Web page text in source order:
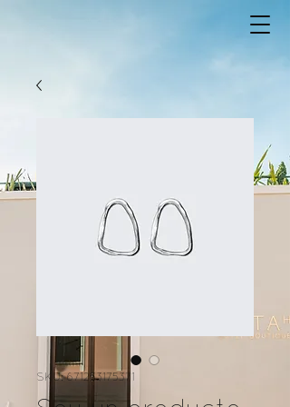
SKU: 671253175371